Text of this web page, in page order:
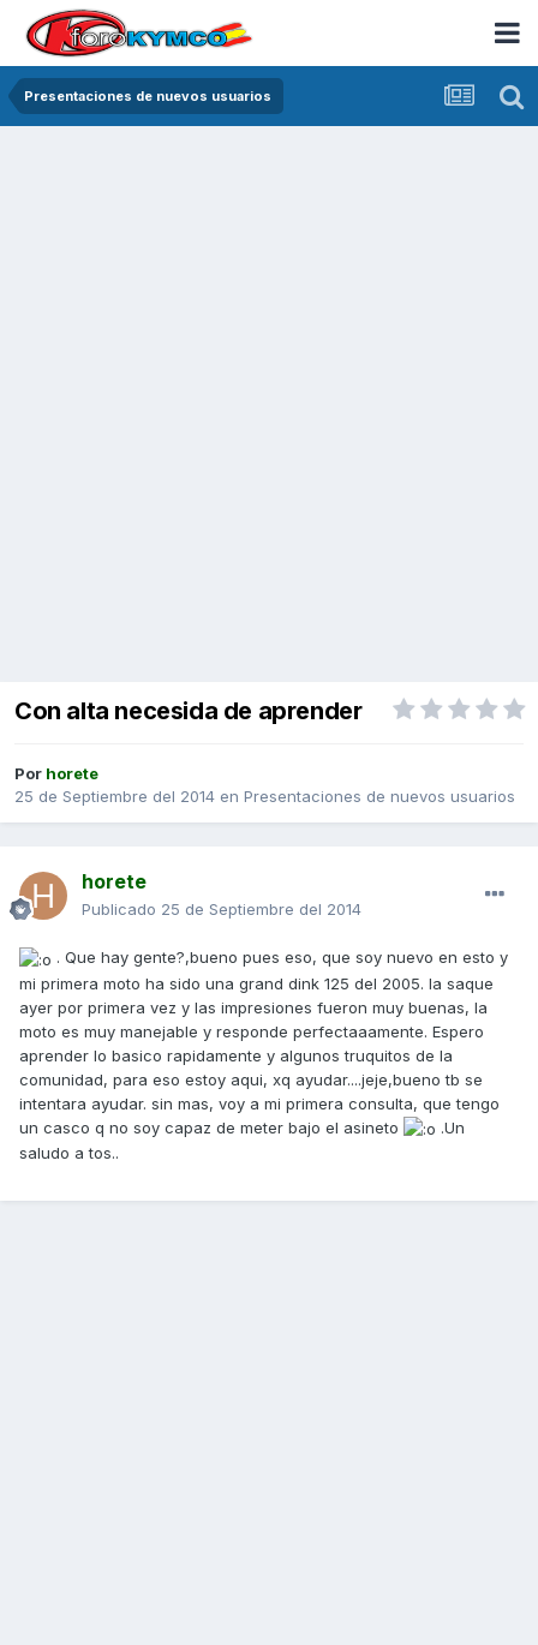
Presentaciones de nuevos usuarios
Con alta necesida de aprender
Por horete
25 de Septiembre del 2014 en Presentaciones de nuevos usuarios
horete
Publicado 25 de Septiembre del 2014
. Que hay gente?,bueno pues eso, que soy nuevo en esto y
mi primera moto ha sido una grand dink 125 del 2005. la saque
ayer por primera vez y las impresiones fueron muy buenas, la
moto es muy manejable y responde perfectaaamente. Espero
aprender lo basico rapidamente y algunos truquitos de la
comunidad, para eso estoy aqui, xq ayudar....jeje,bueno tb se
intentara ayudar. sin mas, voy a mi primera consulta, que tengo
un casco q no soy capaz de meter bajo el asineto
.Un
saludo a tos..